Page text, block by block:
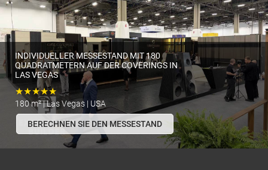
INDIVIDUELLER MESSESTAND MIT 180
QUADRATMETERN AUF DER COVERINGS IN
LAS VEGAS
★★★★★
180 m² | Las Vegas | USA
BERECHNEN SIE DEN MESSESTAND